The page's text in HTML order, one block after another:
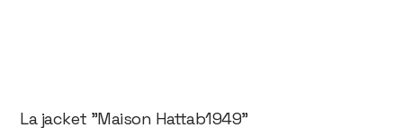
La jacket "Maison Hattab1949"